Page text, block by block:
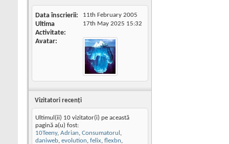
Data înscrierii 11th February 2005
Ultima
Activitate
17th May 2025 15:32
Avatar
Vizitatori recenţi
Ultimul(ii) 10 vizitator(i) pe această
pagină a(u) fost:
10Teeny, Adrian, Consumatorul ,
daniweb, evolution, felix, flexbn,